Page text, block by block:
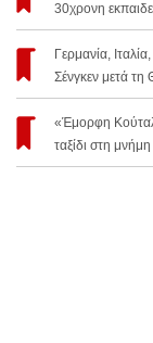
30χρονη
Γερμανία,
Σένγκεν μετά τη
«Έμορφη
ταξίδι στη